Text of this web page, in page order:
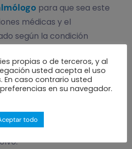
para que sea este
médicas y el
según la condición
artificiales para mantener
sol para proteger los ojos
y reducir la exposición
propias o de terceros, y al
usted acepta el uso
En caso contrario usted
en su navegador.
todo